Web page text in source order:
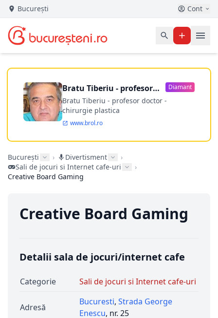
București Cont
Bratu Tiberiu - profesor
doctor
Diamant
Bratu Tiberiu - profesor doctor -
chirurgie plastica
www.brol.ro
București › Divertisment
›
Sali de jocuri si Internet cafe-uri
›
Creative Board Gaming
Creative Board Gaming
Detalii sala de jocuri/internet cafe
Categorie Sali de jocuri si Internet cafe-uri
Adresă
Bucuresti, Strada George
Enescu, nr. 25